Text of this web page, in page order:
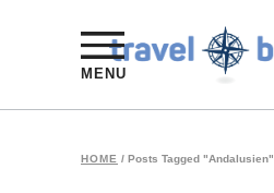
MENU
HOME / Posts Tagged "Andalusien"